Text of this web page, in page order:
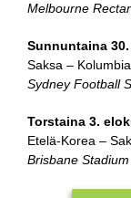
Melbourne
Sunnuntaina
Saksa – Kolumbia
Sydney Football
Torstaina 3.
Etelä-Korea –
Brisbane Stadium